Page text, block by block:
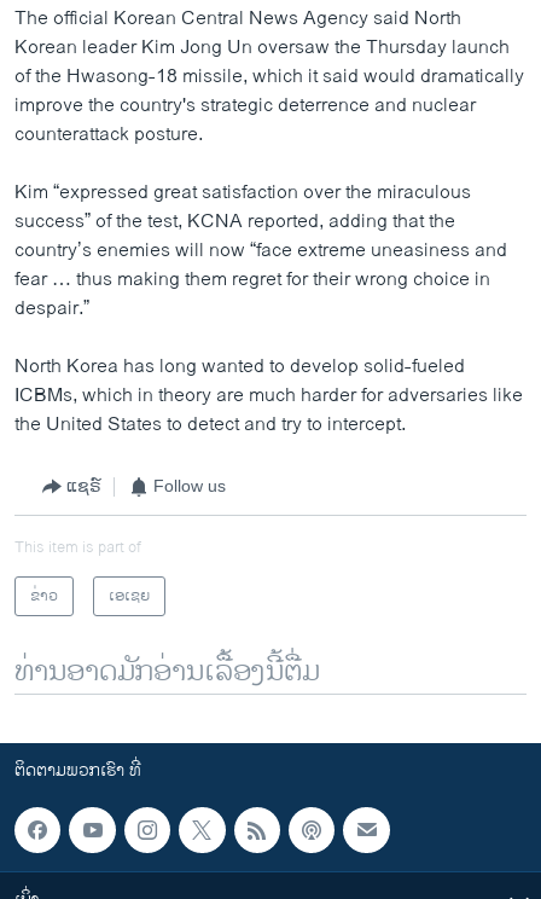
The official Korean Central News Agency said North
Korean leader Kim Jong Un oversaw the Thursday launch
of the Hwasong-18 missile, which it said would dramatically
improve the country's strategic deterrence and nuclear
counterattack posture.
Kim “expressed great satisfaction over the miraculous
success” of the test, KCNA reported, adding that the
country’s enemies will now “face extreme uneasiness and
fear … thus making them regret for their wrong choice in
despair.”
North Korea has long wanted to develop solid-fueled
ICBMs, which in theory are much harder for adversaries like
the United States to detect and try to intercept.
ແຊຣ໌ Follow us
This item is part of
ຂ່າວ
ເອເຊຍ
ທ່ານອາດມັກອ່ານເລື້ອງນີ້ຕື່ມ
ຕິດຕາມພວກເຮົາ ທີ່